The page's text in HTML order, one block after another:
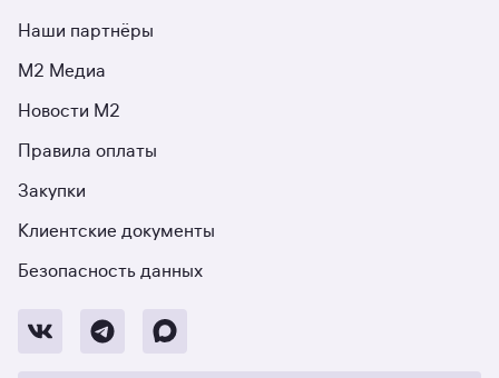
Наши партнёры
М2 Медиа
Новости М2
Правила оплаты
Закупки
Клиентские документы
Безопасность данных